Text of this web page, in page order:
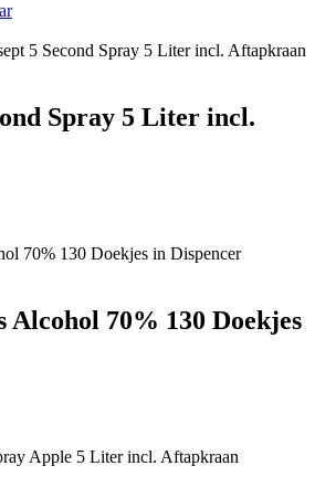
Spray 5 Liter incl.
Alcohol 70% 130 Doekjes